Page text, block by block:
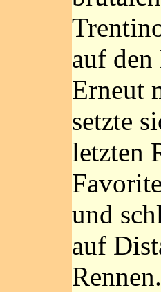
auf
Erneut
setzte
letzten
und
auf
Rennen.